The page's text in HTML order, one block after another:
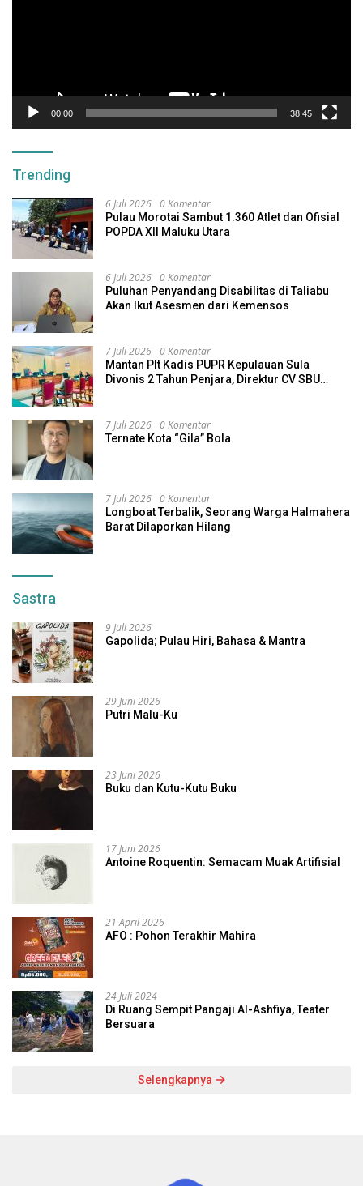
00:00 38:45
Trending
6 Juli 2026 0 Komentar
Pulau Morotai Sambut 1.360 Atlet dan Ofisial
POPDA XII Maluku Utara
6 Juli 2026 0 Komentar
Puluhan Penyandang Disabilitas di Taliabu
Akan Ikut Asesmen dari Kemensos
7 Juli 2026 0 Komentar
Mantan Plt Kadis PUPR Kepulauan Sula
Divonis 2 Tahun Penjara, Direktur CV SBU
7 Juli 2026 0 Komentar
Ternate Kota “Gila” Bola
7 Juli 2026 0 Komentar
Longboat Terbalik, Seorang Warga Halmahera
Barat Dilaporkan Hilang
Sastra
9 Juli 2026
Gapolida; Pulau Hiri, Bahasa & Mantra
29 Juni 2026
Putri Malu-Ku
23 Juni 2026
Buku dan Kutu-Kutu Buku
17 Juni 2026
Antoine Roquentin: Semacam Muak Artifisial
21 April 2026
AFO : Pohon Terakhir Mahira
24 Juli 2024
Di Ruang Sempit Pangaji Al-Ashfiya, Teater
Bersuara
Selengkapnya